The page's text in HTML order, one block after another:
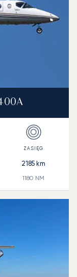
2185 km
1180 NM